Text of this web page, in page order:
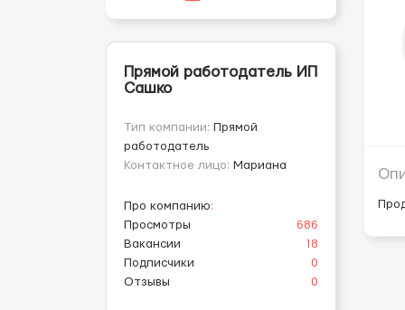
Прямой работодатель ИП
Сашко
Тип компании: Прямой
работодатель
Контактное лицо: Мариана
Про компанию:
Просмотры
686
Вакансии
18
Подписчики
0
Отзывы
0